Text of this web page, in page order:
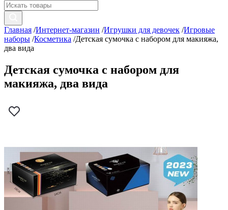
Главная /Интернет-магазин /Игрушки для девочек /Игровые
наборы /Косметика /Детская сумочка с набором для макияжа,
два вида
Детская сумочка с набором для
макияжа, два вида